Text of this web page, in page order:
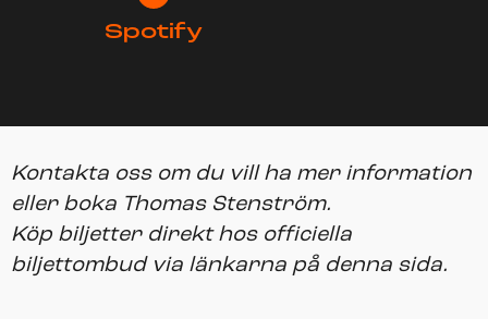
Spotify
Kontakta oss om du vill ha mer information
eller boka Thomas Stenström.
Köp biljetter direkt hos officiella
biljettombud via länkarna på denna sida.